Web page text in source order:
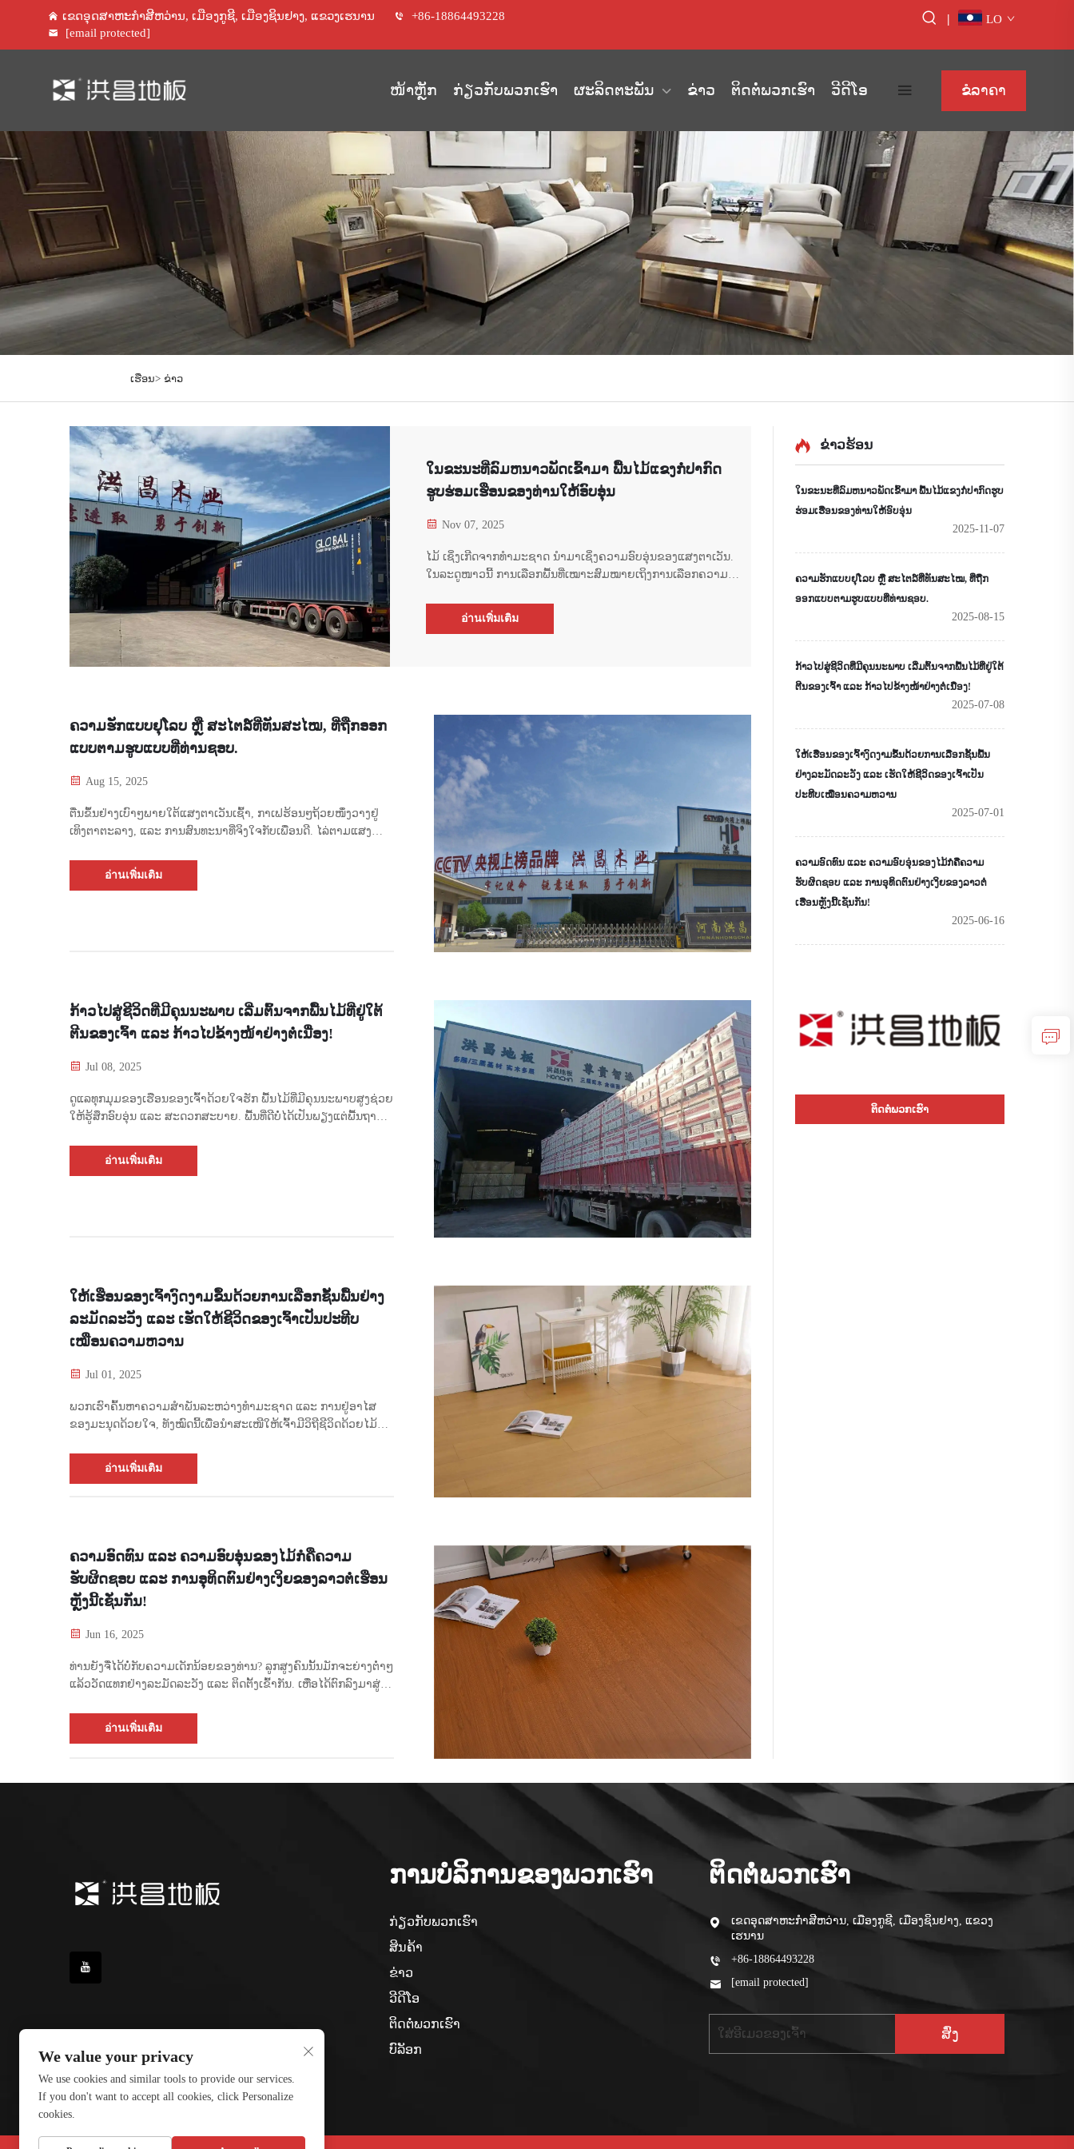
ເຂດອຸດສາຫະກໍາສີຫວ່ານ, ເມືອງກູຊີ, ເມືອງຊິນຢາງ, ແຂວງເຮນານ
+86-18864493228
[email protected]
| LO
ໜ້າຫຼັກ ກ່ຽວກັບພວກເຮົາ ຜະລິດຕະພັນ ຂ່າວ ຕິດຕໍ່ພວກເຮົາ ວີດີໂອ ຂໍລາຄາ
ເຮືອນ> ຂ່າວ
ໃນຂະນະທີ່ລົມຫນາວພັດເຂົ້າມາ ພື້ນໄມ້ແຂງກໍ່ປາກົດ
ຮູບຮ່ອມເຮືອນຂອງທ່ານໃຫ້ອົບອຸ່ນ
Nov 07, 2025
ໄມ້ ເຊິ່ງເກີດຈາກທຳມະຊາດ ນຳມາເຊິ່ງຄວາມອົບອຸ່ນຂອງແສງຕາເວັນ.
ໃນລະດູໜາວນີ້ ການເລືອກພື້ນທີ່ເໝາະສົມໝາຍເຖິງການເລືອກຄວາມ
ຂຶ້ນ ແລະ ໃບໄມ້ທີ່ລົ່ນລົງມາຊີ້ໃຫ້ເຫັນເຖິງຄວາມໜາວທີ່ກຳລັງຈະມາເຖິງ
อ่านเพิ่มเติม
ຄວາມຮັກແບບຢຸໂລບ ຫຼື ສະໄຕລ໌ທີ່ທັນສະໄໝ, ທີ່ຖືກອອກ
ແບບຕາມຮູບແບບທີ່ທ່ານຊອບ.
Aug 15, 2025
ຕື່ນຂຶ້ນຢ່າງເບົາໆພາຍໃຕ້ແສງຕາເວັນເຊົ້າ, ກາເຟຮ້ອນໆຖ້ວຍໜຶ່ງວາງຢູ່
ເທິງຕາຕະລາງ, ແລະ ການສົນທະນາທີ່ຈິງໃຈກັບເພື່ອນດີ. ໄລ່ຕາມແສງ
ສົມບູນ. 🪵 ພື້ນໄມ້ແຂງຄຸນນະພາບສູງມອບສຳຜັດທຳມະຊາດ, ລ້ອມຮອບ
อ่านเพิ่มเติม
ກ້າວໄປສູ່ຊີວິດທີ່ມີຄຸນນະພາບ ເລີ່ມຕົ້ນຈາກພື້ນໄມ້ທີ່ຢູ່ໃຕ້
ຕີນຂອງເຈົ້າ ແລະ ກ້າວໄປຂ້າງໜ້າຢ່າງຕໍ່ເນື່ອງ!
Jul 08, 2025
ດູແລທຸກມຸມຂອງເຮືອນຂອງເຈົ້າດ້ວຍໃຈຮັກ ພື້ນໄມ້ທີ່ມີຄຸນນະພາບສູງຊ່ວຍ
ໃຫ້ຮູ້ສຶກອົບອຸ່ນ ແລະ ສະດວກສະບາຍ. ພື້ນທີ່ດີບໍ່ໄດ້ເປັນພຽງແຕ່ພື້ນຖານ
ເຮືອນຂອງເຈົ້າ. ພື້ນໄມ້ແມ່ນສະຖານທີ່ທີ່ງົດງາມໃນຄວາມຝັນ ແລະ ຄວາມ
อ่านเพิ่มเติม
ໃຫ້ເຮືອນຂອງເຈົ້າງົດງາມຂຶ້ນດ້ວຍການເລືອກຊັ້ນພື້ນຢ່າງ
ລະມັດລະວັງ ແລະ ເຮັດໃຫ້ຊີວິດຂອງເຈົ້າເປັນປະທີບ
ເໝືອນຄວາມຫວານ
Jul 01, 2025
ພວກເຮົາຄົ້ນຫາຄວາມສຳພັນລະຫວ່າງທຳມະຊາດ ແລະ ການຢູ່ອາໄສ
ຂອງມະນຸດດ້ວຍໃຈ, ທັງໝົດນີ້ເພື່ອນຳສະເໜີໃຫ້ເຈົ້າມີວິຖີຊີວິດດ້ວຍໄມ້ທີ່ດີ
Hongchang Flooring ເປີດບົດໃໝ່ຂອງຊີວິດທີ່ເຕັມໄປດ້ວຍຄວາມງາມທາງ
อ่านเพิ่มเติม
ຄວາມອົດທົນ ແລະ ຄວາມອົບອຸ່ນຂອງໄມ້ກໍຄືຄວາມ
ຮັບຜິດຊອບ ແລະ ການອຸທິດຕົນຢ່າງເງິຍຂອງລາວຕໍ່ເຮືອນ
ຫຼັງນີ້ເຊັ່ນກັນ!
Jun 16, 2025
ທ່ານຍັງຈື່ໄດ້ບໍ່ກັບຄວາມເດັກນ້ອຍຂອງທ່ານ? ລູກສູງຄົນນັ້ນມັກຈະຍ່າງຕ່ຳໆ
ແລ້ວວັດແທກຢ່າງລະມັດລະວັງ ແລະ ຕິດຕັ້ງເຂົ້າກັນ. ເຫື່ອໄດ້ຕົກລົງມາສູ່
อ่านเพิ่มเติม
ຂ່າວຮ້ອນ
ໃນຂະນະທີ່ລົມຫນາວພັດເຂົ້າມາ ພື້ນໄມ້ແຂງກໍ່ປາກົດຮູບ
ຮ່ອມເຮືອນຂອງທ່ານໃຫ້ອົບອຸ່ນ
2025-11-07
ຄວາມຮັກແບບຢຸໂລບ ຫຼື ສະໄຕລ໌ທີ່ທັນສະໄໝ, ທີ່ຖືກ
ອອກແບບຕາມຮູບແບບທີ່ທ່ານຊອບ.
2025-08-15
ກ້າວໄປສູ່ຊີວິດທີ່ມີຄຸນນະພາບ ເລີ່ມຕົ້ນຈາກພື້ນໄມ້ທີ່ຢູ່ໃຕ້
ຕີນຂອງເຈົ້າ ແລະ ກ້າວໄປຂ້າງໜ້າຢ່າງຕໍ່ເນື່ອງ!
2025-07-08
ໃຫ້ເຮືອນຂອງເຈົ້າງົດງາມຂຶ້ນດ້ວຍການເລືອກຊັ້ນພື້ນ
ຢ່າງລະມັດລະວັງ ແລະ ເຮັດໃຫ້ຊີວິດຂອງເຈົ້າເປັນ
ປະທີບເໝືອນຄວາມຫວານ
2025-07-01
ຄວາມອົດທົນ ແລະ ຄວາມອົບອຸ່ນຂອງໄມ້ກໍຄືຄວາມ
ຮັບຜິດຊອບ ແລະ ການອຸທິດຕົນຢ່າງເງິຍຂອງລາວຕໍ່
ເຮືອນຫຼັງນີ້ເຊັ່ນກັນ!
2025-06-16
ຕິດຕໍ່ພວກເຮົາ
ການບໍລິການຂອງພວກເຮົາ
ກ່ຽວກັບພວກເຮົາ
ສິນຄ້າ
ຂ່າວ
ວີດີໂອ
ຕິດຕໍ່ພວກເຮົາ
ບົລັອກ
ຕິດຕໍ່ພວກເຮົາ
ເຂດອຸດສາຫະກໍາສີຫວ່ານ, ເມືອງກູຊີ, ເມືອງຊິນຢາງ, ແຂວງ
ເຮນານ
+86-18864493228
[email protected]
ສົ່ງ
We value your privacy
We use cookies and similar tools to provide our services.
If you don't want to accept all cookies, click Personalize
cookies.